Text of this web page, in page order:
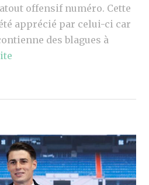
offensif numéro. Cette
apprécié par celui-ci car
des blagues à